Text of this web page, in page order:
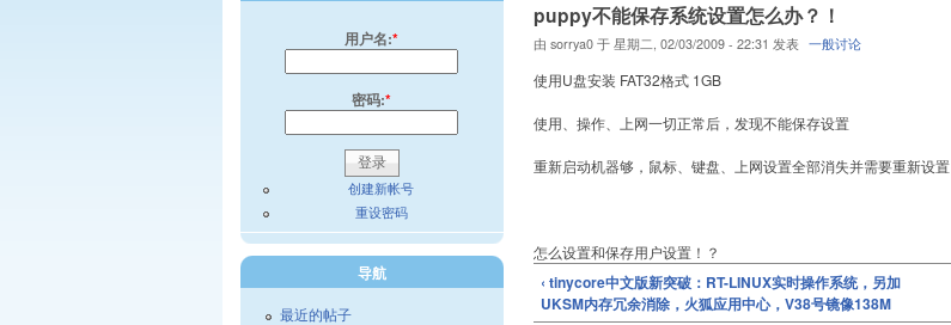
puppy不能保存系统设置怎么办？！
由 sorrya0 于 星期二, 02/03/2009 - 22:31 发表 一般讨论
使用U盘安装 FAT32格式 1GB
使用、操作、上网一切正常后，发现不能保存设置
重新启动机器够，鼠标、键盘、上网设置全部消失并需要重新设置
怎么设置和保存用户设置！？
‹ tinycore中文版新突破：RT-LINUX实时操作系统，另加
UKSM内存冗余消除，火狐应用中心，V38号镜像138M
用户名:*
密码:*
创建新帐号
重设密码
导航
最近的帖子